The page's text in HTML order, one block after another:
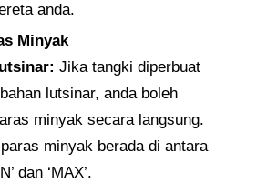
anda.
Minyak
Jika tangki diperbuat
lutsinar, anda boleh
minyak secara langsung.
minyak berada di antara
dan ‘MAX’.